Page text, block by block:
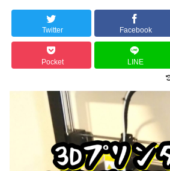
Twitter Facebook
Pocket LINE